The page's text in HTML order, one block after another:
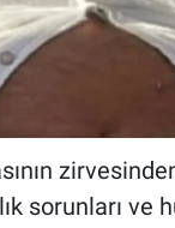
sorunları ve